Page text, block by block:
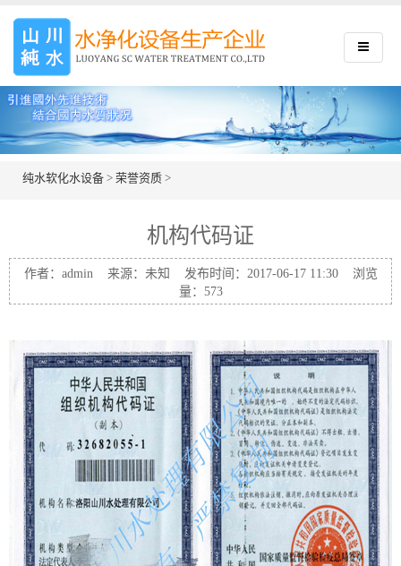
纯水软化水设备 > 荣誉资质 >
机构代码证
作者：admin 来源：未知 发布时间：2017-06-17 11:30 浏览
量： 573